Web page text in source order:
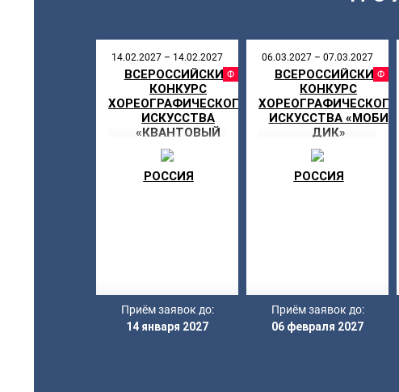
14.02.2027 – 14.02.2027
ВСЕРОССИЙСКИЙ
КОНКУРС
ХОРЕОГРАФИЧЕСКОГО
ИСКУССТВА
«КВАНТОВЫЙ
СКАЧОК»
РОССИЯ
Приём заявок до:
14 января 2027
06.03.2027 – 07.03.2027
ВСЕРОССИЙСКИЙ
КОНКУРС
ХОРЕОГРАФИЧЕСКОГО
ИСКУССТВА «МОБИ
ДИК»
РОССИЯ
Приём заявок до:
06 февраля 2027